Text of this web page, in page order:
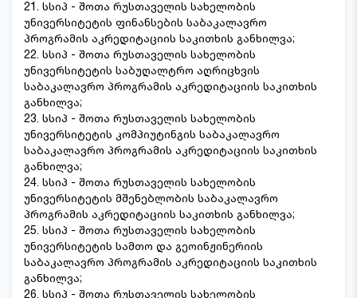
21. სსიპ - შოთა რუსთაველის სახელობის
უნივერსიტეტის ფინანსების საბაკალავრო
პროგრამის აკრედიტაციის საკითხის განხილვა;
22. სსიპ - შოთა რუსთაველის სახელობის
უნივერსიტეტის საბუღალტრო აღრიცხვის
საბაკალავრო პროგრამის აკრედიტაციის საკითხის
განხილვა;
23. სსიპ - შოთა რუსთაველის სახელობის
უნივერსიტეტის კომპიუტინგის საბაკალავრო
საბაკალავრო პროგრამის აკრედიტაციის საკითხის
განხილვა;
24. სსიპ - შოთა რუსთაველის სახელობის
უნივერსიტეტის მშენებლობის საბაკალავრო
პროგრამის აკრედიტაციის საკითხის განხილვა;
25. სსიპ - შოთა რუსთაველის სახელობის
უნივერსიტეტის სამთო და გეოინჟინერიის
საბაკალავრო პროგრამის აკრედიტაციის საკითხის
განხილვა;
26. სსიპ - შოთა რუსთაველის სახელობის